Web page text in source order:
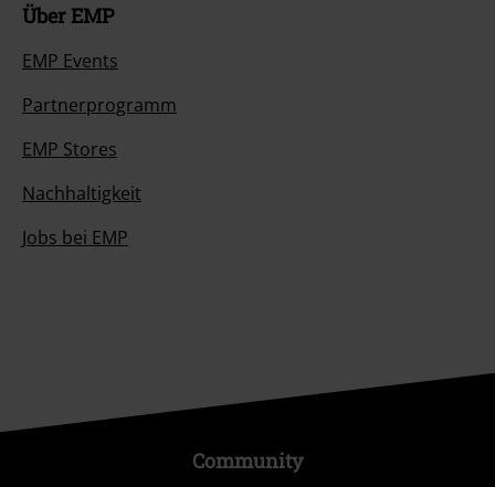
Über EMP
EMP Events
Partnerprogramm
EMP Stores
Nachhaltigkeit
Jobs bei EMP
Community